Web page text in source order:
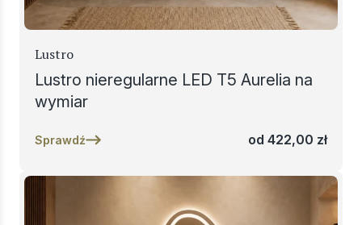
Lustro
Lustro nieregularne LED T5 Aurelia na
wymiar
Sprawdź od 422,00 zł